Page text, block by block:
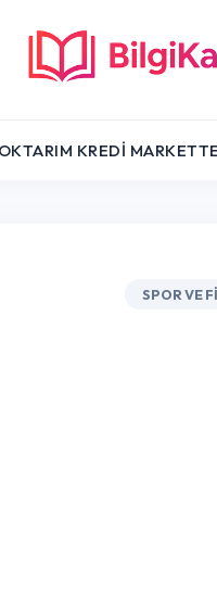
TARIM KREDI MARKET
SPOR VE